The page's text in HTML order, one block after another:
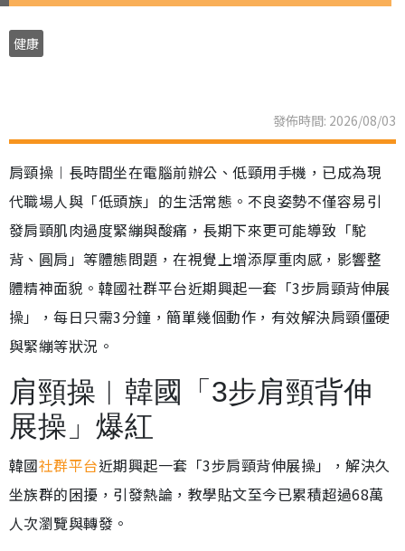
健康
發佈時間: 2026/08/03
肩頸操︱長時間坐在電腦前辦公、低頸用手機，已成為現
代職場人與「低頭族」的生活常態。不良姿勢不僅容易引
發肩頸肌肉過度緊繃與酸痛，長期下來更可能導致「駝
背、圓肩」等體態問題，在視覺上增添厚重肉感，影響整
體精神面貌。韓國社群平台近期興起一套「3步肩頸背伸展
操」，每日只需3分鐘，簡單幾個動作，有效解決肩頸僵硬
與緊繃等狀況。
肩頸操︱韓國「3步肩頸背伸
展操」爆紅
韓國社群平台近期興起一套「3步肩頸背伸展操」，解決久
坐族群的困擾，引發熱論，教學貼文至今已累積超過68萬
人次瀏覽與轉發。